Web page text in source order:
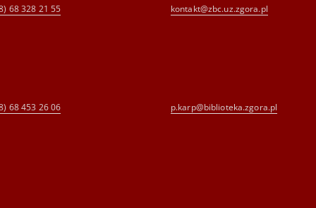
68 328 21 55 kontakt@zbc.uz.zgora.pl
68 453 26 06 p.karp@biblioteka.zgora.pl